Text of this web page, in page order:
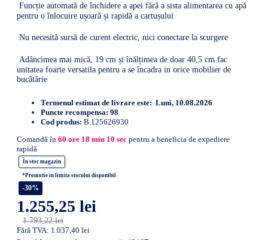
Funcție automată de închidere a apei fără a sista alimentarea cu apă
pentru o înlocuire ușoară și rapidă a cartușului
Nu necesită sursă de curent electric, nici conectare la scurgere
Adâncimea mai mică, 19 cm și înălțimea de doar 40,5 cm fac
unitatea foarte versatila pentru a se încadra in orice mobilier de
bucătărie
Termenul estimat de livrare este: Luni, 10.08.2026
Puncte recompensa: 98
Cod produs: B.125626930
Comandă în 60 ore 18 min 9secpentru a beneficia de expediere rapidă
În stoc magazin
*Promotie in limita stocului disponibil
-30%
1.255,25 lei
1.793,22 lei
Fără TVA: 1.037,40 lei
Preţul în puncte de recompensă: 12467